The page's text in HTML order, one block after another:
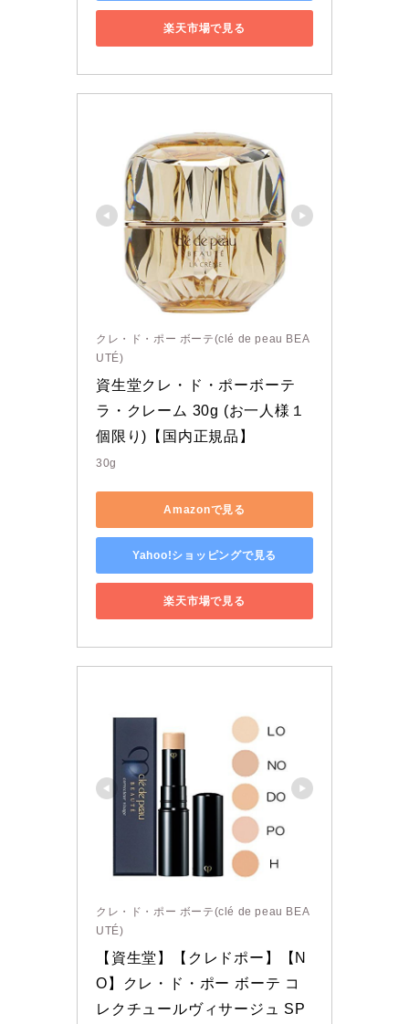
楽天市場で見る
クレ・ド・ポー ボーテ(clé de peau BEA
UTÉ)
資生堂クレ・ド・ポーボーテ
ラ・クレーム 30g (お一人様１
個限り)【国内正規品】
30g
Amazonで見る
Yahoo!ショッピングで見る
楽天市場で見る
クレ・ド・ポー ボーテ(clé de peau BEA
UTÉ)
【資生堂】【クレドポー】【N
O】クレ・ド・ポー ボーテ コ
レクチュールヴィサージュ SP